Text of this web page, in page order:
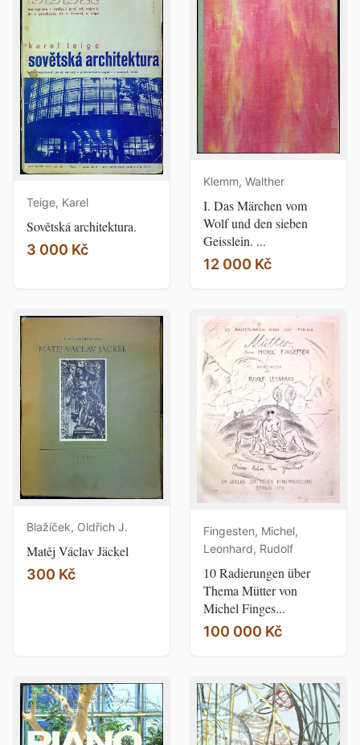
Teige, Karel
Sovětská architektura.
3 000 Kč
Klemm, Walther
I. Das Märchen vom
Wolf und den sieben
Geisslein. ...
12 000 Kč
Blažíček, Oldřich J.
Matěj Václav Jäckel
300 Kč
Fingesten, Michel,
Leonhard, Rudolf
10 Radierungen über
Thema Mütter von
Michel Finges...
100 000 Kč